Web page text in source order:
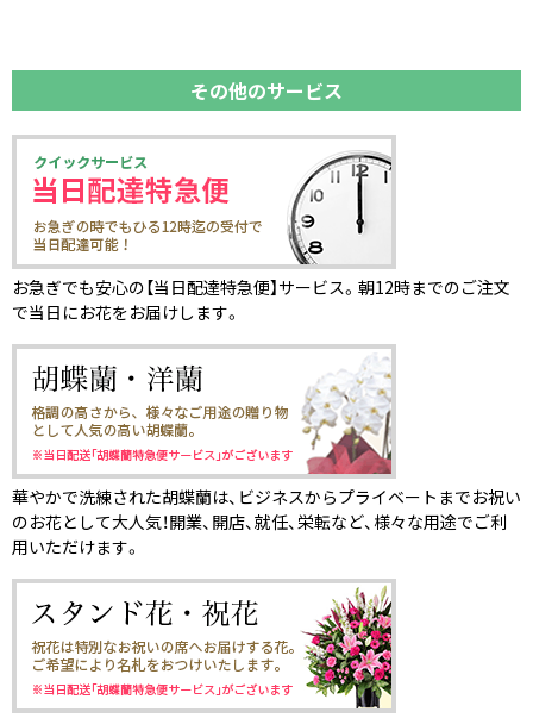
その他のサービス
お急ぎでも安心の【当日配達特急便】サービス。朝12時までのご注文
で当日にお花をお届けします。
華やかで洗練された胡蝶蘭は、ビジネスからプライベートまでお祝い
のお花として大人気！開業、開店、就任、栄転など、様々な用途でご利
用いただけます。